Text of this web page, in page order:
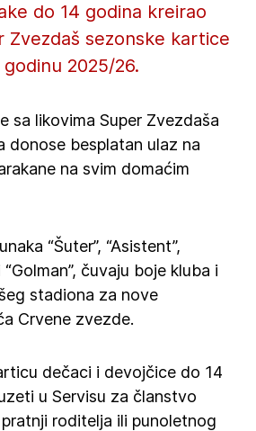
do 14 godina kreirao
Zvezdaš sezonske kartice
2025/26.
sa likovima Super Zvezdaša
donose besplatan ulaz na
na svim domaćim
“Šuter”, “Asistent”,
“Golman”, čuvaju boje kluba i
stadiona za nove
Crvene zvezde.
dečaci i devojčice do 14
u Servisu za članstvo
roditelja ili punoletnog